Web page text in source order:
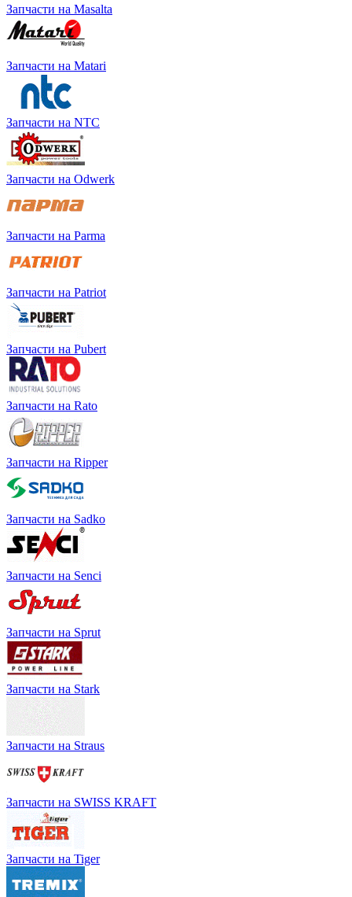
Запчасти на Masalta
Запчасти на Matari
Запчасти на NTC
Запчасти на Odwerk
Запчасти на Parma
Запчасти на Patriot
Запчасти на Pubert
Запчасти на Rato
Запчасти на Ripper
Запчасти на Sadko
Запчасти на Senci
Запчасти на Sprut
Запчасти на Stark
Запчасти на Straus
Запчасти на SWISS KRAFT
Запчасти на Tiger